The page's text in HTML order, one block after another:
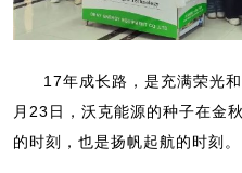
17年成长路，是充满荣光
月23日，沃克能源的种子在金
的时刻，也是扬帆起航的时刻。